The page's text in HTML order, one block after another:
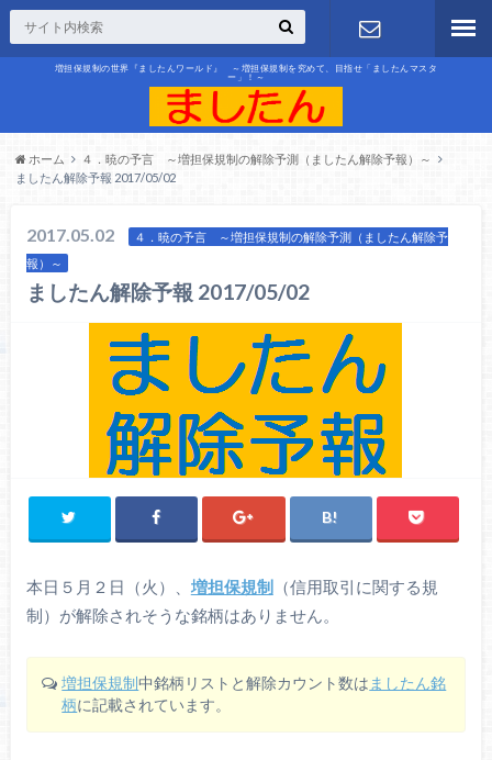
増担保規制の世界『ましたんワールド』 ～増担保規制を究めて、目指せ「ましたんマスタ
ー」！～
お問合せ
ホーム
４．暁の予言 ～増担保規制の解除予測（ましたん解除予報）～
ましたん解除予報 2017/05/02
2017.05.02
４．暁の予言 ～増担保規制の解除予測（ましたん解除予
報）～
ましたん解除予報 2017/05/02
本日５月２日（火）、 増担保規制（信用取引に関する規
制）が解除されそうな銘柄はありません。
増担保規制中銘柄リストと解除カウント数はましたん銘
柄に記載されています。